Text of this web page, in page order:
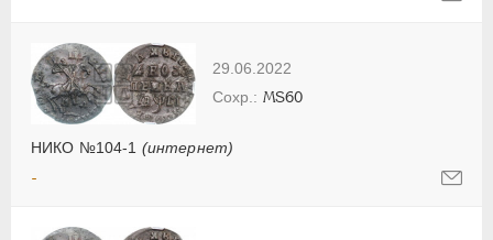
29.06.2022
НИКО №104-1 (интернет)
MS60
-